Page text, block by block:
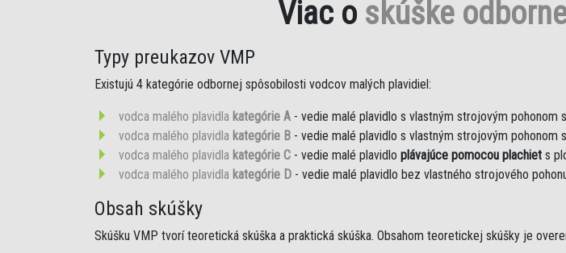
Viac o skúške
Typy preukazov VMP
Existujú 4 kategórie odbornej spôsobilosti vodcov malých plavidiel:
vodca malého plavidla kategórie A - vedie malé plavidlo s vlastným strojovým pohonom
vodca malého plavidla kategórie B - vedie malé plavidlo s vlastným strojovým pohonom
vodca malého plavidla kategórie C - vedie malé plavidlo plávajúce pomocou plachiet s
vodca malého plavidla kategórie D - vedie malé plavidlo bez vlastného strojového
Obsah skúšky
Skúšku VMP tvorí teoretická skúška a praktická skúška. Obsahom teoretickej skúšky je